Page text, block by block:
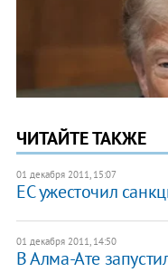
ЧИТАЙТЕ ТАКЖЕ
01 декабря 2011, 15:07
ЕС ужесточил
01 декабря 2011, 14:50
В Алма-Ате